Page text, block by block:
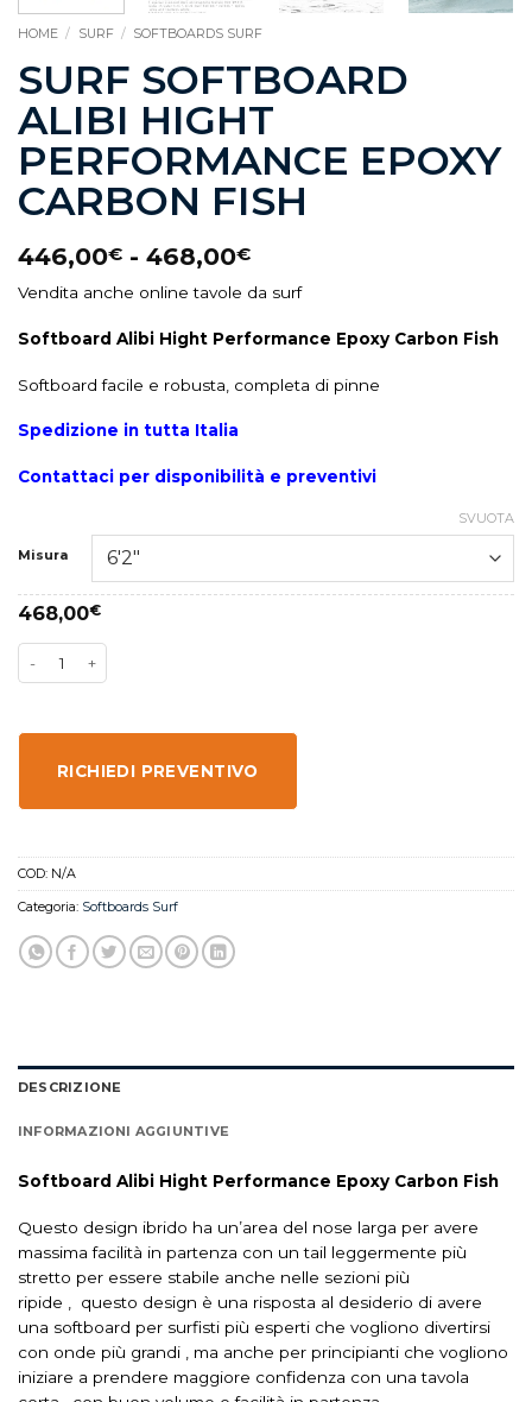
HOME / SURF / SOFTBOARDS SURF
SURF SOFTBOARD
ALIBI HIGHT
PERFORMANCE EPOXY
CARBON FISH
446,00€ - 468,00€
Vendita anche online tavole da surf
Softboard Alibi Hight Performance Epoxy Carbon Fish
Softboard facile e robusta, completa di pinne
Spedizione in tutta Italia
Contattaci per disponibilità e preventivi
Misura
SVUOTA
468,00€
RICHIEDI PREVENTIVO
COD: N/A
Categoria: Softboards Surf
DESCRIZIONE
INFORMAZIONI AGGIUNTIVE
Softboard Alibi Hight Performance Epoxy Carbon Fish
Questo design ibrido ha un’area del nose larga per avere
massima facilità in partenza con untail leggermente più
stretto per essere stabile anche nelle sezioni più
ripide
questo design è una risposta al desiderio di avere
una softboard per surfisti più esperti che vogliono divertirsi
con onde più grandi , ma anche per principianti che vogliono
iniziare a prendere maggiore confidenza con una tavola